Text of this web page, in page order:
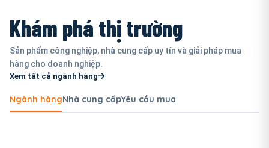
Khám phá thị trường
Sản phẩm công nghiệp, nhà cung cấp uy tín và giải pháp mua
hàng cho doanh nghiệp.
Xem tất cả ngành hàng
Ngành hàngNhà cung cấpYêu cầu mua